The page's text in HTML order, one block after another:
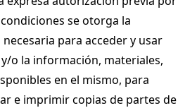
se otorga la
para acceder y usar
o la información, materiales,
en el mismo, para
e imprimir copias de partes de